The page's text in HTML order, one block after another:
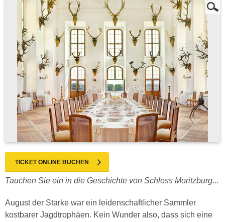
TICKET ONLINE BUCHEN
Tauchen Sie ein in die Geschichte von Schloss Moritzburg...
August der Starke war ein leidenschaftlicher Sammler
kostbarer Jagdtrophäen. Kein Wunder also, dass sich eine